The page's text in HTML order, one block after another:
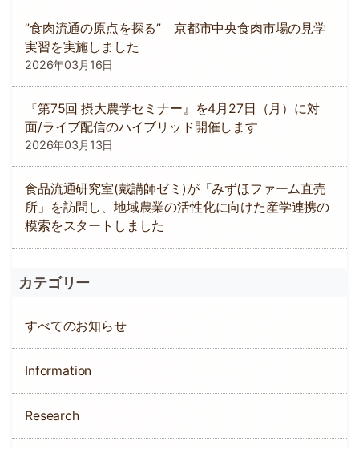
”食肉流通の原点を探る” 京都市中央食肉市場の見学
実習を実施しました
2026年03月16日
『第75回 摂大農学セミナー』を4月27日（月）に対
面/ライブ配信のハイブリッド開催します
2026年03月13日
食品流通研究室(戴講師ゼミ)が「みずほファーム直売
所」を訪問し、地域農業の活性化に向けた産学連携の
模索をスタートしました
カテゴリー
すべてのお知らせ
Information
Research